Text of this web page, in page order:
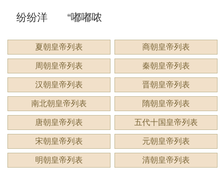
么意
思？
是什么
意思？ 思？用
来形容
什么？
什么意
思？
纷纷洋
洋：描
绘繁复
景象的
生动成
语
“嘟嘟哝
哝”是成
语吗？
用来形
容什
么？
夏朝皇帝列表 商朝皇帝列表
周朝皇帝列表 秦朝皇帝列表
汉朝皇帝列表 晋朝皇帝列表
南北朝皇帝列表 隋朝皇帝列表
唐朝皇帝列表 五代十国皇帝列表
宋朝皇帝列表 元朝皇帝列表
明朝皇帝列表 清朝皇帝列表